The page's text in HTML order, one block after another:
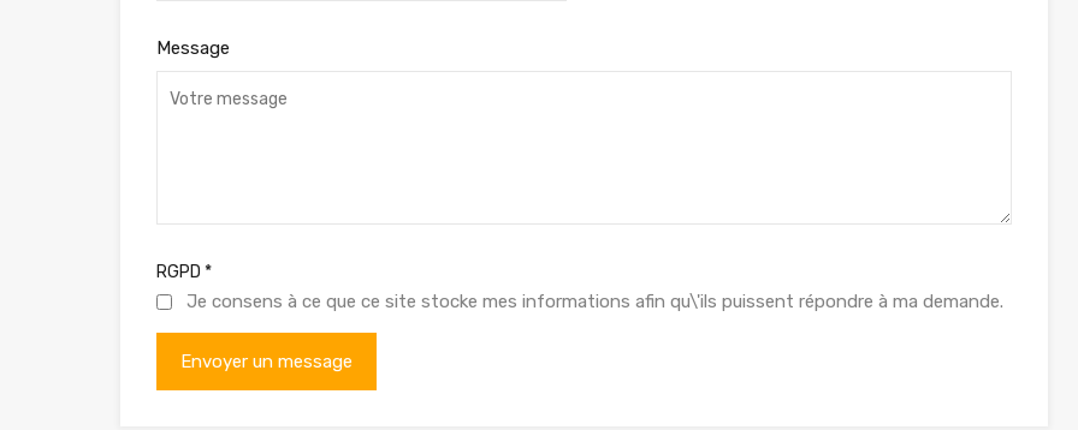
Message
RGPD *
Je consens à ce que ce site stocke mes informations afin qu\'ils puissent répondre à ma demande.